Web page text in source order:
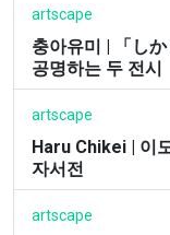
artscape
충아유미 | 「し
공명하는 두 전시
artscape
Haru Chikei | 이
자서전
artscape